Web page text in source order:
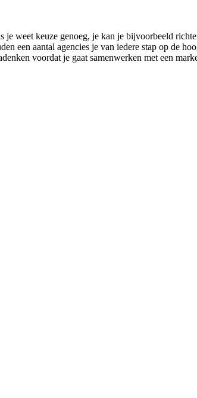
weet keuze genoeg, je kan je bijvoorbeeld
een aantal agencies je van iedere stap op de
voordat je gaat samenwerken met een